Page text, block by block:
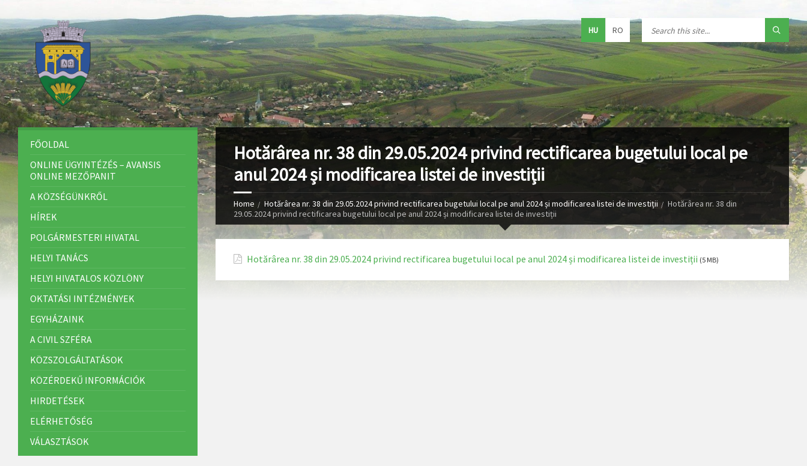
HU RO
Hotărârea nr. 38 din 29.05.2024 privind rectificarea bugetului local pe
anul 2024 și modificarea listei de investiții
Home Hotărârea nr. 38 din 29.05.2024 privind rectificarea bugetului local pe anul 2024 și modificarea listei de investiții
Hotărârea nr. 38 din
29.05.2024 privind rectificarea bugetului local pe anul 2024 și modificarea listei de investiții
Hotărârea nr. 38 din 29.05.2024 privind rectificarea bugetului local pe anul 2024 și modificarea listei de investiții (5 MB)
FŐOLDAL
ONLINE ÜGYINTÉZÉS – AVANSIS
ONLINE MEZŐPANIT
A KÖZSÉGÜNKRŐL
HÍREK
POLGÁRMESTERI HIVATAL
HELYI TANÁCS
HELYI HIVATALOS KÖZLÖNY
OKTATÁSI INTÉZMÉNYEK
EGYHÁZAINK
A CIVIL SZFÉRA
KÖZSZOLGÁLTATÁSOK
KÖZÉRDEKŰ INFORMÁCIÓK
HIRDETÉSEK
ELÉRHETŐSÉG
VÁLASZTÁSOK